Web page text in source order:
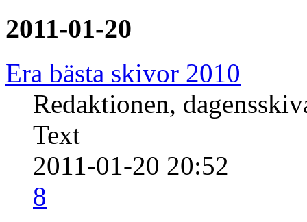
2011-01-20
Era bästa skivor 2010
Redaktionen,
Text
2011-01-20 20:52
8